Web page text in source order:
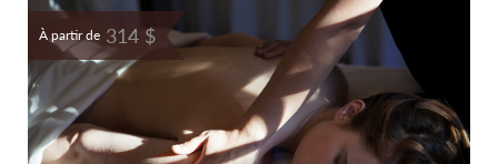
À partir de 314 $